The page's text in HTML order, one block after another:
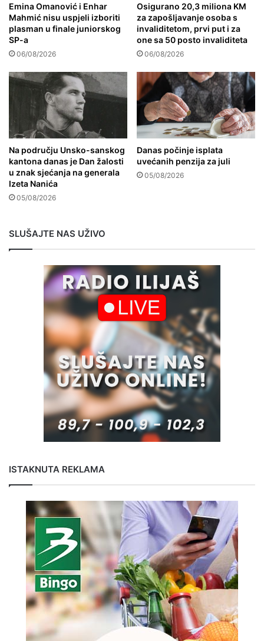
Emina Omanović i Enhar
Mahmić nisu uspjeli izboriti
plasman u finale juniorskog
SP-a
06/08/2026
Osigurano 20,3 miliona KM
za zapošljavanje osoba s
invaliditetom, prvi put i za
one sa 50 posto invaliditeta
06/08/2026
Na području Unsko-sanskog
kantona danas je Dan žalosti
u znak sjećanja na generala
Izeta Nanića
05/08/2026
Danas počinje isplata
uvećanih penzija za juli
05/08/2026
SLUŠAJTE NAS UŽIVO
ISTAKNUTA REKLAMA